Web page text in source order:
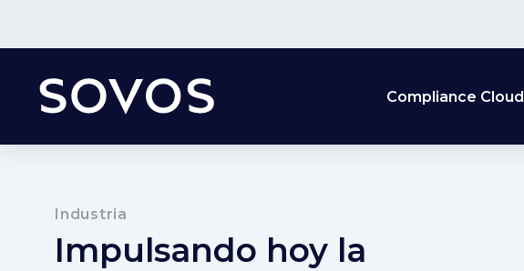
Compliance Cloud
Industria
Impulsando hoy la